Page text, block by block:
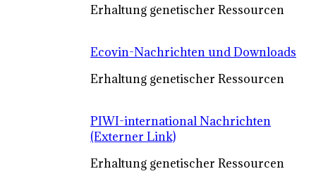
Erhaltung genetischer Ressourcen
Ecovin-Nachrichten und Downloads
Erhaltung genetischer Ressourcen
PIWI-international Nachrichten
(Externer Link)
Erhaltung genetischer Ressourcen